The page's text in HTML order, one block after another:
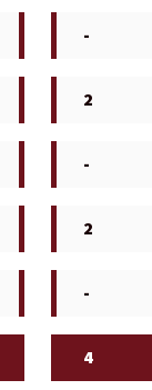
-
2
-
2
-
4